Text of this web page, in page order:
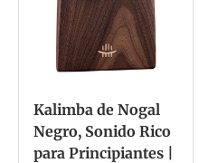
Kalimba de Nogal
Negro, Sonido Rico
para Principiantes |